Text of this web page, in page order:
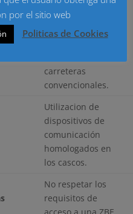
km/h los limites
7máximos al
carreteras
convencionales.
Utilizacion de
dispositivos de
comunicación
homologados en
los cascos.
No respetar los
requisitos de
por el sitio web
Politicas de Cookies